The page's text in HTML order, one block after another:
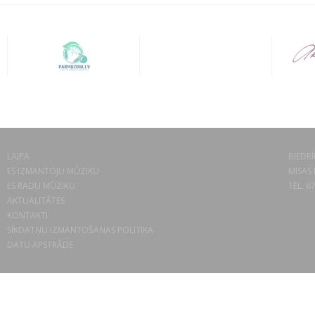
LAIPA
ES IZMANTOJU MŪZIKU
ES RADU MŪZIKU
AKTUALITĀTES
KONTAKTI
SĪKDATŅU IZMANTOŠANAS POLITIKA
DATU APSTRĀDE
TEL.